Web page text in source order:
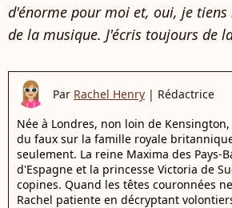
d'énorme pour moi et, oui, je tiens
de la musique. J'écris toujours de
Par Rachel Henry | Rédactrice
Née à Londres, non loin de
du faux sur la famille royale
seulement. La reine Maxima des Pays-
d'Espagne et la princesse Victoria de
copines. Quand les têtes couronnées
Rachel patiente en décryptant